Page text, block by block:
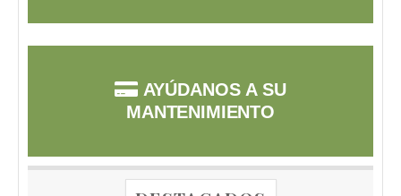
AYÚDANOS A SU
MANTENIMIENTO